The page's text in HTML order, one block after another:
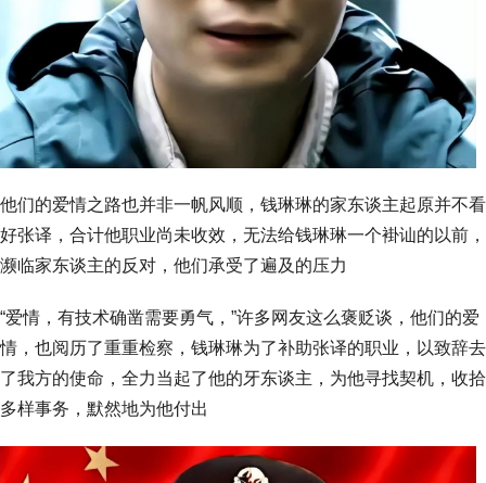
他们的爱情之路也并非一帆风顺，钱琳琳的家东谈主起原并不看
好张译，合计他职业尚未收效，无法给钱琳琳一个褂讪的以前，
濒临家东谈主的反对，他们承受了遍及的压力
“爱情，有技术确凿需要勇气，”许多网友这么褒贬谈，他们的爱
情，也阅历了重重检察，钱琳琳为了补助张译的职业，以致辞去
了我方的使命，全力当起了他的牙东谈主，为他寻找契机，收拾
多样事务，默然地为他付出